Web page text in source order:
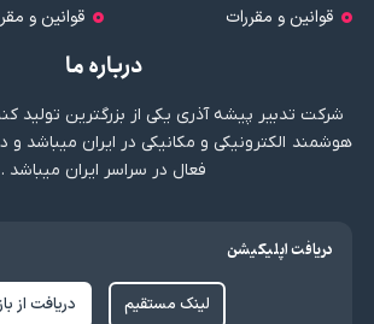
قوانین و مقررات
قوانین و
درباره ما
شرکت تدبیر پیشه آذری یکی از بزرگترین تولید
هوشمند الکترونیکی و مکانیکی در ایران میباشد و
فعال در سراسر ایران میباشد .
دریافت اپلیکیشن
لینک مستقیم دریافت از